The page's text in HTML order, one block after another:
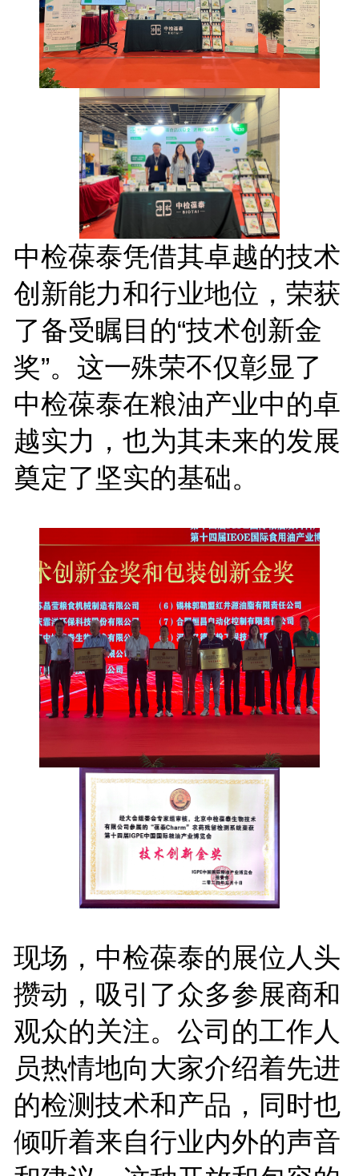
中检葆泰凭借其卓越的技术
创新能力和行业地位，荣获
了备受瞩目的“技术创新金
奖”。这一殊荣不仅彰显了
中检葆泰在粮油产业中的卓
越实力，也为其未来的发展
奠定了坚实的基础。
现场，中检葆泰的展位人头
攒动，吸引了众多参展商和
观众的关注。公司的工作人
员热情地向大家介绍着先进
的检测技术和产品，同时也
倾听着来自行业内外的声音